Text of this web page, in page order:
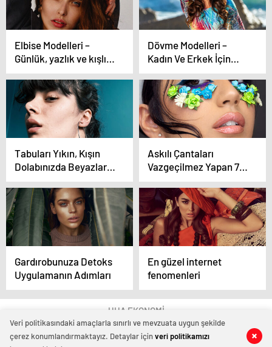
Elbise Modelleri –
Günlük, yazlık ve kışlık
olan uzun ve kısa
elbise modelleri
Dövme Modelleri –
Kadın Ve Erkek İçin
Kolay, Küçük, Gül Ve
Yazı Dövme Modelleri
Tabuları Yıkın, Kışın
Dolabınızda Beyazlara
Yer Açın!
Askılı Çantaları
Vazgeçilmez Yapan 7
Özellik
Gardırobunuza Detoks
Uygulamanın Adımları
En güzel internet
fenomenleri
UHA EKONOMİ
Veri politikasındaki amaçlarla sınırlı ve mevzuata uygun şekilde
çerez konumlandırmaktayız. Detaylar içinveri politikamızı